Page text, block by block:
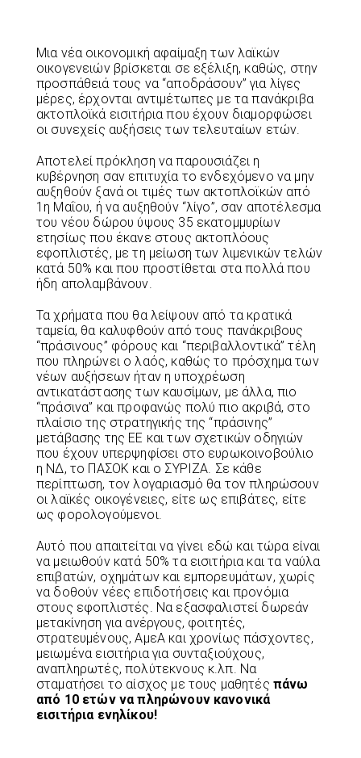
Μια νέα οικονομική αφαίμαξη των λαϊκών
οικογενειών βρίσκεται σε εξέλιξη, καθώς, στην
προσπάθειά τους να “αποδράσουν” για λίγες
μέρες, έρχονται αντιμέτωπες με τα πανάκριβα
ακτοπλοϊκά εισιτήρια που έχουν διαμορφώσει
οι συνεχείς αυξήσεις των τελευταίων ετών.
Αποτελεί πρόκληση να παρουσιάζει η
κυβέρνηση σαν επιτυχία το ενδεχόμενο να μην
αυξηθούν ξανά οι τιμές των ακτοπλοϊκών από
1η Μαΐου, ή να αυξηθούν “λίγο”, σαν αποτέλεσμα
του νέου δώρου ύψους 35 εκατομμυρίων
ετησίως που έκανε στους ακτοπλόους
εφοπλιστές, με τη μείωση των λιμενικών τελών
κατά 50% και που προστίθεται στα πολλά που
ήδη απολαμβάνουν.
Τα χρήματα που θα λείψουν από τα κρατικά
ταμεία, θα καλυφθούν από τους πανάκριβους
“πράσινους” φόρους και “περιβαλλοντικά” τέλη
που πληρώνει ο λαός, καθώς το πρόσχημα των
νέων αυξήσεων ήταν η υποχρέωση
αντικατάστασης των καυσίμων, με άλλα, πιο
“πράσινα” και προφανώς πολύ πιο ακριβά, στο
πλαίσιο της στρατηγικής της “πράσινης”
μετάβασης της ΕΕ και των σχετικών οδηγιών
που έχουν υπερψηφίσει στο ευρωκοινοβούλιο
η ΝΔ, το ΠΑΣΟΚ και ο ΣΥΡΙΖΑ. Σε κάθε
περίπτωση, τον λογαριασμό θα τον πληρώσουν
οι λαϊκές οικογένειες, είτε ως επιβάτες, είτε
ως φορολογούμενοι.
Αυτό που απαιτείται να γίνει εδώ και τώρα είναι
να μειωθούν κατά 50% τα εισιτήρια και τα ναύλα
επιβατών, οχημάτων και εμπορευμάτων, χωρίς
να δοθούν νέες επιδοτήσεις και προνόμια
στους εφοπλιστές. Να εξασφαλιστεί δωρεάν
μετακίνηση για ανέργους, φοιτητές,
στρατευμένους, ΑμεΑ και χρονίως πάσχοντες,
μειωμένα εισιτήρια για συνταξιούχους,
αναπληρωτές, πολύτεκνους κ.λπ. Να
σταματήσει το αίσχος με τους μαθητές πάνω
από 10 ετών να πληρώνουν κανονικά
εισιτήρια ενηλίκου!